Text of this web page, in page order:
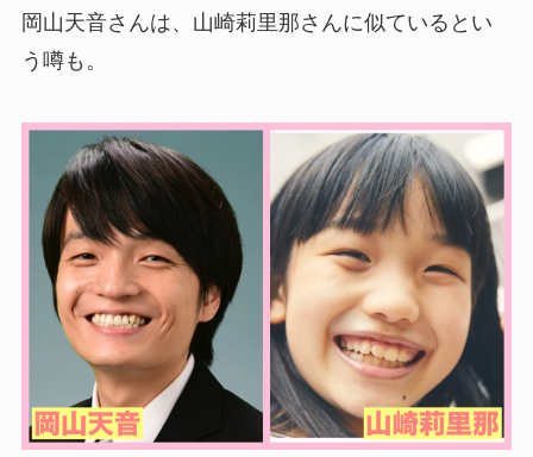
岡山天音さんは、山崎莉里那さんに似ているとい
う噂も。